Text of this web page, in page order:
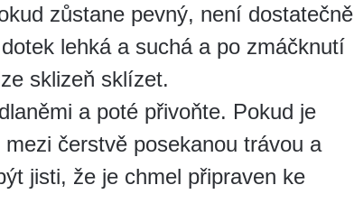
zůstane pevný, není dostatečně
lehká a suchá a po zmáčknutí
sklizeň sklízet.
a poté přivoňte. Pokud je
čerstvě posekanou trávou a
jisti, že je chmel připraven ke